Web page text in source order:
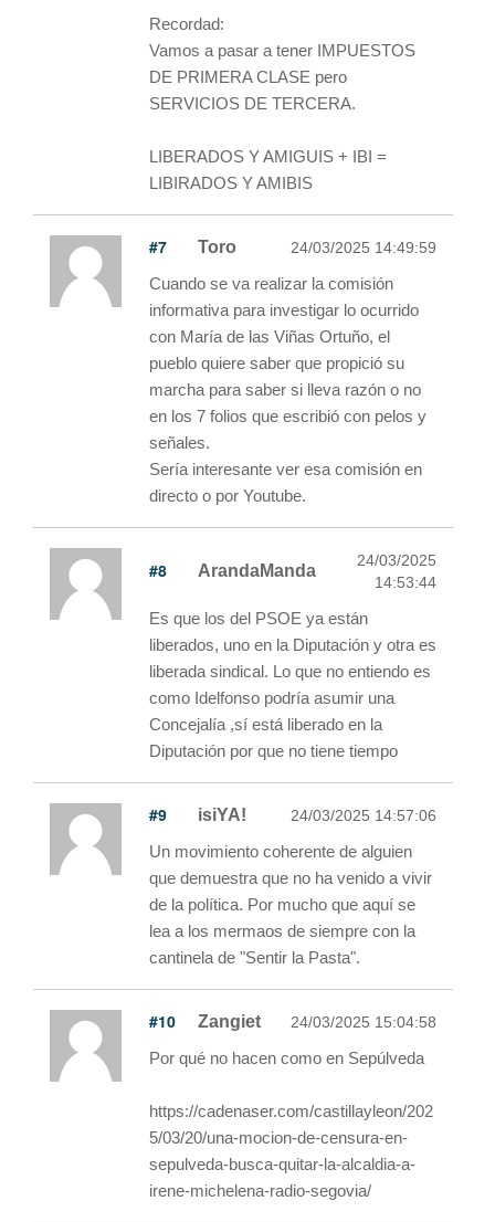
Recordad:
Vamos a pasar a tener IMPUESTOS
DE PRIMERA CLASE pero
SERVICIOS DE TERCERA.
LIBERADOS Y AMIGUIS + IBI =
LIBIRADOS Y AMIBIS
#7 Toro 24/03/2025 14:49:59
Cuando se va realizar la comisión
informativa para investigar lo ocurrido
con María de las Viñas Ortuño, el
pueblo quiere saber que propició su
marcha para saber si lleva razón o no
en los 7 folios que escribió con pelos y
señales.
Sería interesante ver esa comisión en
directo o por Youtube.
#8 ArandaManda
24/03/2025
14:53:44
Es que los del PSOE ya están
liberados, uno en la Diputación y otra es
liberada sindical. Lo que no entiendo es
como Idelfonso podría asumir una
Concejalía ,sí está liberado en la
Diputación por que no tiene tiempo
#9 isiYA! 24/03/2025 14:57:06
Un movimiento coherente de alguien
que demuestra que no ha venido a vivir
de la política. Por mucho que aquí se
lea a los mermaos de siempre con la
cantinela de "Sentir la Pasta".
#10 Zangiet 24/03/2025 15:04:58
Por qué no hacen como en Sepúlveda
https://cadenaser.com/castillayleon/202
5/03/20/una-mocion-de-censura-en-
sepulveda-busca-quitar-la-alcaldia-a-
irene-michelena-radio-segovia/